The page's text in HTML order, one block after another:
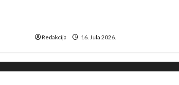
Redakcija 16. Jula 2026.